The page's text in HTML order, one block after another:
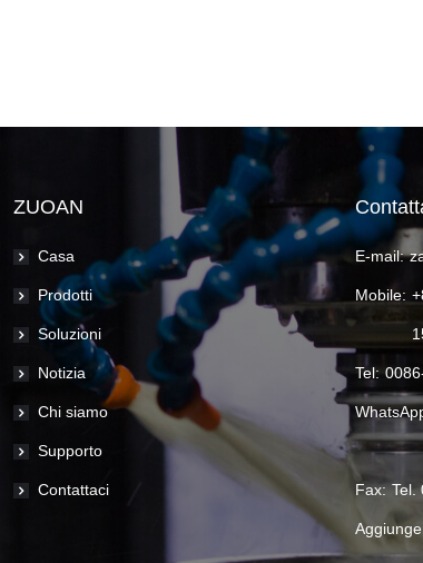
ZUOAN
Casa
Prodotti
Soluzioni
Notizia
Chi siamo
Supporto
Contattaci
E-mail:
Mobile:
Tel:
Fax: Tel.